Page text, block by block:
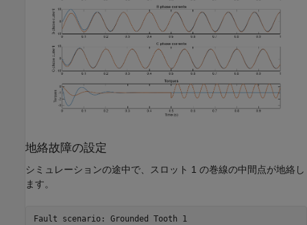
地絡故障の設定
シミュレーションの途中で、スロット 1 の巻線の中間点が地絡し
ます。
Fault scenario: Grounded Tooth 1